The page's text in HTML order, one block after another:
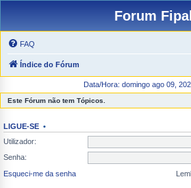
Forum Fipal
FAQ
Índice do Fórum
Data/Hora: domingo ago 09,
Este Fórum não tem Tópicos.
LIGUE-SE •
Utilizador:
Senha:
Esqueci-me da senha